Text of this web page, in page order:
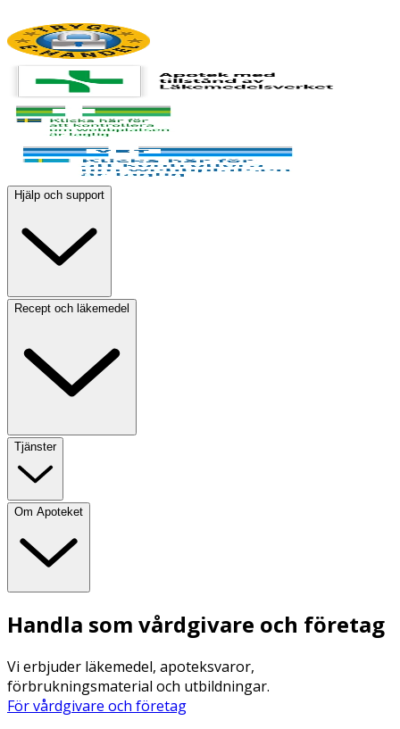
Hjälp och support
Recept och läkemedel
Tjänster
Om Apoteket
Handla som vårdgivare och företag
Vi erbjuder läkemedel, apoteksvaror,
förbrukningsmaterial och utbildningar.
För vårdgivare och företag